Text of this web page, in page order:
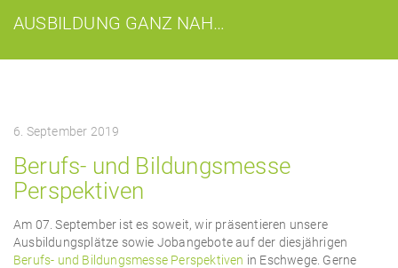
AUSBILDUNG GANZ NAH…
6. September 2019
Berufs- und Bildungsmesse
Perspektiven
Am 07. September ist es soweit, wir präsentieren unsere
Ausbildungsplätze sowie Jobangebote auf der diesjährigen
Berufs- und Bildungsmesse Perspektiven in Eschwege. Gerne